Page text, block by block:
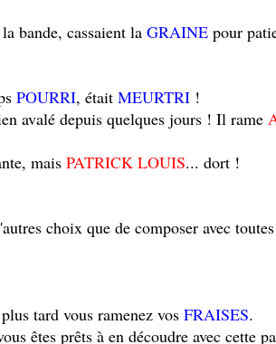
bande, cassaient la GRAINE pour
POURRI, était MEURTRI !
avalé depuis quelques jours ! Il rame
mais PATRICK LOUIS... dort !
choix que de composer avec
tard vous ramenez vos FRAISES.
êtes prêts à en découdre avec cette